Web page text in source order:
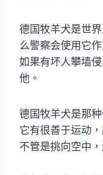
德国牧羊犬是世
么警察会使用它
如果有坏人攀墙
他。
德国牧羊犬是那
它有很善于运动
不管是挑向空中